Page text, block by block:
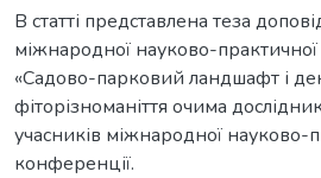
В статті представлена теза
міжнародної науково-
«Садово-парковий ландшафт і
фіторізноманіття очима
учасників міжнародної науково-
конференції.